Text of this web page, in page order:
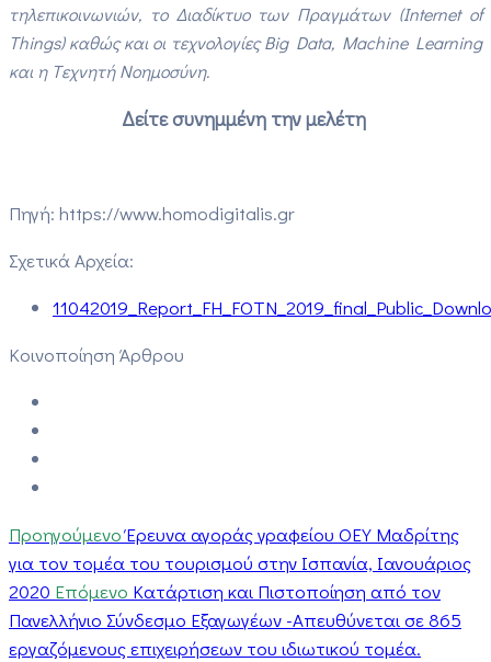
τηλεπικοινωνιών, το Διαδίκτυο των Πραγμάτων (Internet of
Things) καθώς και οι τεχνολογίες Βig Data, Machine Learning
και η Tεχνητή Nοημοσύνη.
Δείτε συνημμένη την μελέτη
Πηγή: https://www.homodigitalis.gr
Σχετικά Αρχεία:
Κοινοποίηση Άρθρου
Προηγούμενο Έρευνα αγοράς γραφείου ΟΕΥ Μαδρίτης
για τον τομέα του τουρισμού στην Ισπανία, Ιανουάριος
2020 Επόμενο Κατάρτιση και Πιστοποίηση από τον
Πανελλήνιο Σύνδεσμο Εξαγωγέων -Απευθύνεται σε 865
εργαζόμενους επιχειρήσεων του ιδιωτικού τομέα.